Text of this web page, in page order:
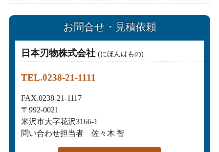
お問合せ・見積依頼
日本刃物株式会社 (にほんはもの)
TEL.0238-21-1111
FAX.0238-21-1117
〒992-0021
米沢市大字花沢3166-1
問い合わせ担当者 佐々木 智